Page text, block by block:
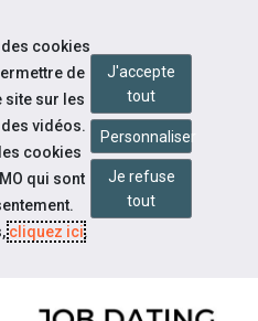
cookies
de
site sur les
vidéos.
cookies
qui sont
cliquez ici.
J'accepte
tout
Personnaliser
Je refuse
tout